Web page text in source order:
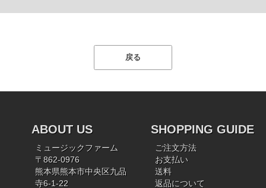
ABOUT US
ミュージックファーム
〒862-0976
熊本県熊本市中央区九品
寺6-1-22
SHOPPING GUIDE
ご注文方法
お支払い
送料
返品について